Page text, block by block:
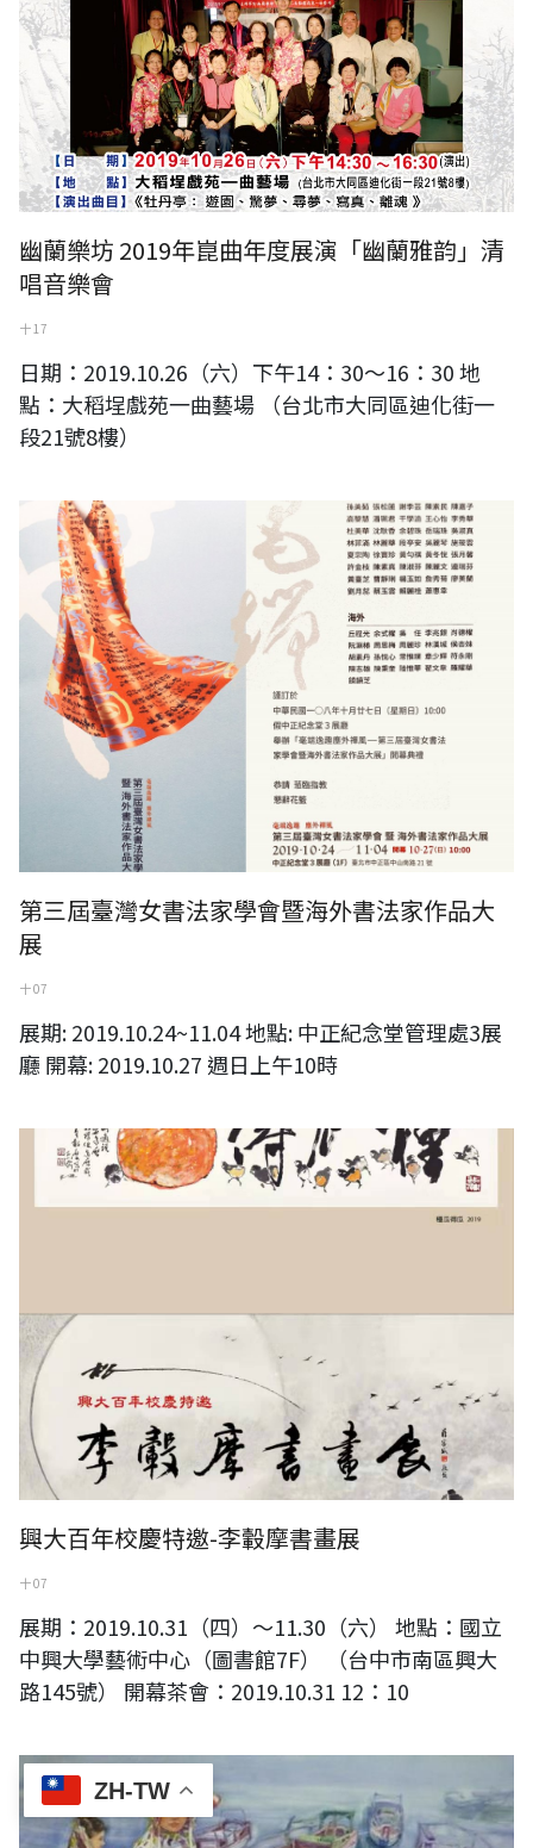
ZH-TW
幽蘭樂坊 2019年崑曲年度展演「幽蘭雅韵」清
唱音樂會
十 17
日期：2019.10.26（六）下午14：30～16：30 地
點：大稻埕戲苑一曲藝場 （台北市大同區迪化街一
段21號8樓）
第三屆臺灣女書法家學會暨海外書法家作品大展
第三屆臺灣女書法家學會暨海外書法家作品大
展
十 07
展期: 2019.10.24~11.04 地點: 中正紀念堂管理處3展
廳 開幕: 2019.10.27 週日上午10時
興大百年校慶特邀-李轂摩書畫展
興大百年校慶特邀-李轂摩書畫展
十 07
展期：2019.10.31（四）～11.30（六） 地點：國立
中興大學藝術中心（圖書館7F） （台中市南區興大
路145號） 開幕茶會：2019.10.31 12：10
際遇－2019 林仁傑水彩畫展